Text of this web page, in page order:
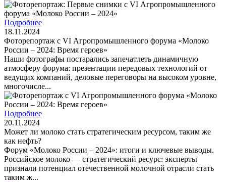
Подробнее
18.11.2024
Фоторепортаж с VI Агропромышленного форума «Молоко
России – 2024: Время героев»
Наши фотографы постарались запечатлеть динамичную
атмосферу форума: презентации передовых технологий от
ведущих компаний, деловые переговоры на высоком уровне,
многочисле...
Подробнее
20.11.2024
Может ли молоко стать стратегическим ресурсом, таким же
как нефть?
Форум «Молоко России – 2024»: итоги и ключевые выводы.
Российское молоко — стратегический ресурс: эксперты
признали потенциал отечественной молочной отрасли стать
таким ж...